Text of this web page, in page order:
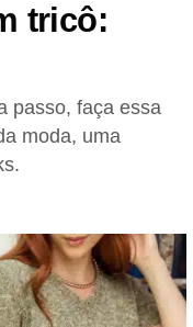
tricô:
passo, faça essa
moda, uma